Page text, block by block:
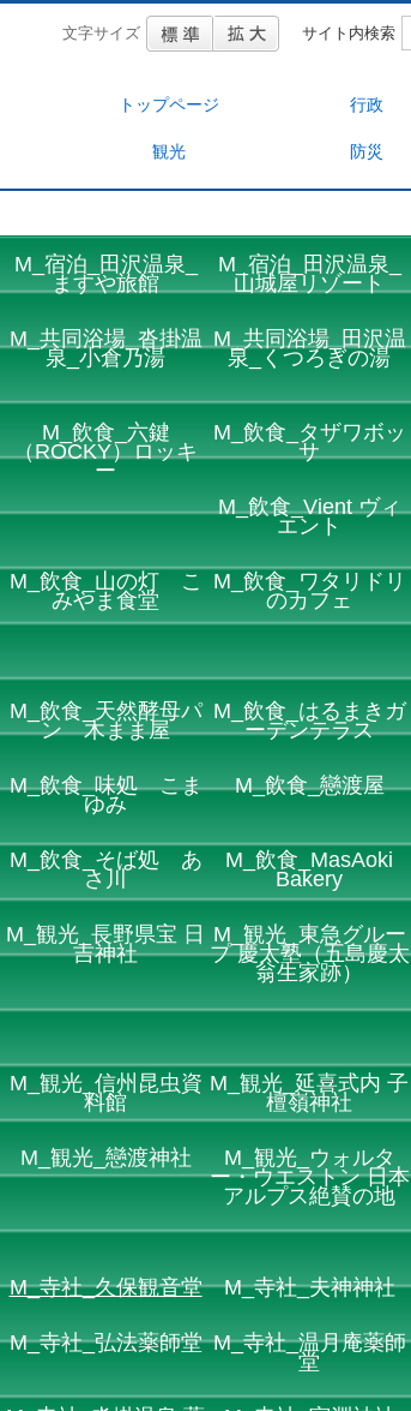
文字サイズ サイト内検索
トップページ 行政
観光 防災
M_宿泊_田沢温泉_
ますや旅館
M_宿泊_田沢温泉_
山城屋リゾート
M_共同浴場_沓掛温
泉_小倉乃湯
M_共同浴場_田沢温
泉_くつろぎの湯
M_飲食_六鍵
（ROCKY）ロッキ
ー
M_飲食_タザワボッ
サ
M_飲食_Vient ヴィ
エント
M_飲食_山の灯 こ
みやま食堂
M_飲食_ワタリドリ
のカフェ
M_飲食_天然酵母パ
ン 木まま屋
M_飲食_はるまきガ
ーデンテラス
M_飲食_味処 こま
ゆみ
M_飲食_戀渡屋
M_飲食_そば処 あ
さ川
M_飲食_MasAoki
Bakery
M_観光_長野県宝 日
吉神社
M_観光_東急グルー
プ 慶太塾（五島慶太
翁生家跡）
M_観光_信州昆虫資
料館
M_観光_延喜式内 子
檀嶺神社
M_観光_戀渡神社
M_観光_ウォルタ
ー・ウエストン 日本
アルプス絶賛の地
M_寺社_久保観音堂 M_寺社_夫神神社
M_寺社_弘法薬師堂 M_寺社_温月庵薬師
堂